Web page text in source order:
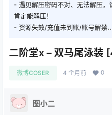
- 遇见解压密码不对、无法解压，
肯定能解压！
- 资源失效/充值未到账/账号解禁
二阶堂x – 双马尾泳装
微博COSER 4 个月前 0
图小二